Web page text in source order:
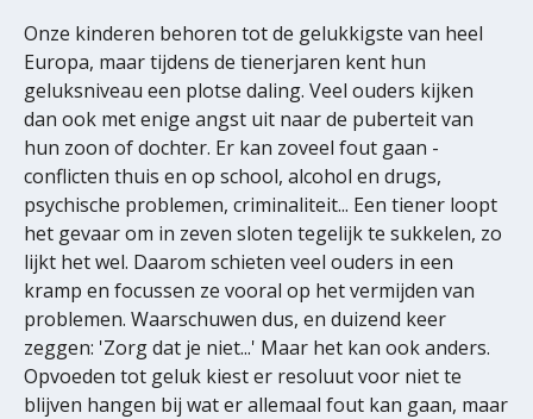
Onze kinderen behoren tot de gelukkigste van heel
Europa, maar tijdens de tienerjaren kent hun
geluksniveau een plotse daling. Veel ouders kijken
dan ook met enige angst uit naar de puberteit van
hun zoon of dochter. Er kan zoveel fout gaan -
conflicten thuis en op school, alcohol en drugs,
psychische problemen, criminaliteit... Een tiener loopt
het gevaar om in zeven sloten tegelijk te sukkelen, zo
lijkt het wel. Daarom schieten veel ouders in een
kramp en focussen ze vooral op het vermijden van
problemen. Waarschuwen dus, en duizend keer
zeggen: 'Zorg dat je niet...' Maar het kan ook anders.
Opvoeden tot geluk kiest er resoluut voor niet te
blijven hangen bij wat er allemaal fout kan gaan, maar